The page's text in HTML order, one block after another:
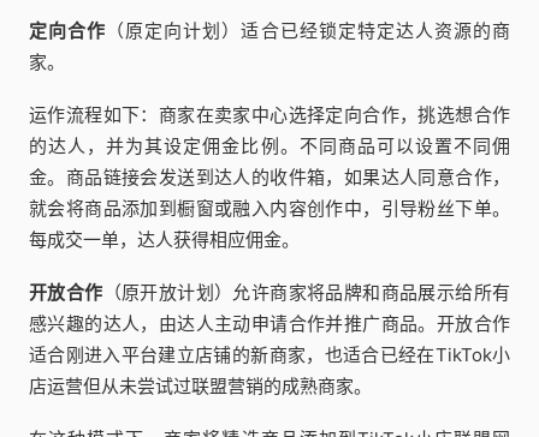
定向合作 （原定向计划）适合已经锁定特定达人资源的商
家。
运作流程如下：商家在卖家中心选择定向合作，挑选想合作
的达人，并为其设定佣金比例。不同商品可以设置不同佣
金。商品链接会发送到达人的收件箱，如果达人同意合作，
就会将商品添加到橱窗或融入内容创作中，引导粉丝下单。
每成交一单，达人获得相应佣金。
开放合作 （原开放计划）允许商家将品牌和商品展示给所有
感兴趣的达人，由达人主动申请合作并推广商品。开放合作
适合刚进入平台建立店铺的新商家，也适合已经在TikTok小
店运营但从未尝试过联盟营销的成熟商家。